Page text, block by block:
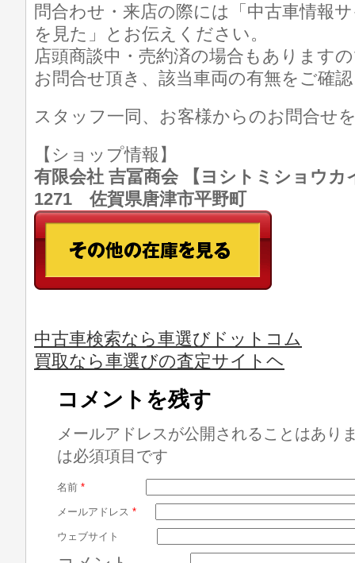
問合わせ・来店の際には「中古車情報
を見た」とお伝えください。
店頭商談中・売約済の場合もあります
お問合せ頂き、該当車両の有無をご確
スタッフ一同、お客様からのお問合せ
【ショップ情報】
有限会社 吉冨商会 【ヨシトミショウ
1271 佐賀県唐津市平野町
中古車検索なら車選びドットコム
買取なら車選びの査定サイトヘ
コメントを残す
メールアドレスが公開されることはあり
は必須項目です
名前 *
メールアドレス *
ウェブサイト